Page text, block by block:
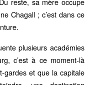
Chagall ; c’est dans ce
plusieurs académies
c’est à ce moment-là
gardes et que la capitale